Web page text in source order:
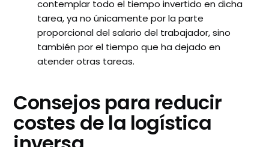
contemplar todo el tiempo invertido en dicha
tarea, ya no únicamente por la parte
proporcional del salario del trabajador, sino
también por el tiempo que ha dejado en
atender otras tareas.
Consejos para reducir
costes de la logística